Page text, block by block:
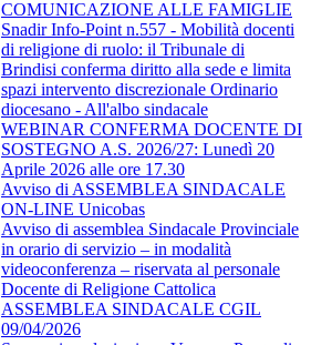
COMUNICAZIONE ALLE FAMIGLIE
Snadir Info-Point n.557 - Mobilità docenti
di religione di ruolo: il Tribunale di
Brindisi conferma diritto alla sede e limita
spazi intervento discrezionale Ordinario
diocesano - All'albo sindacale
WEBINAR CONFERMA DOCENTE DI
SOSTEGNO A.S. 2026/27: Lunedì 20
Aprile 2026 alle ore 17.30
Avviso di ASSEMBLEA SINDACALE
ON-LINE Unicobas
Avviso di assemblea Sindacale Provinciale
in orario di servizio – in modalità
videoconferenza – riservata al personale
Docente di Religione Cattolica
ASSEMBLEA SINDACALE CGIL
09/04/2026